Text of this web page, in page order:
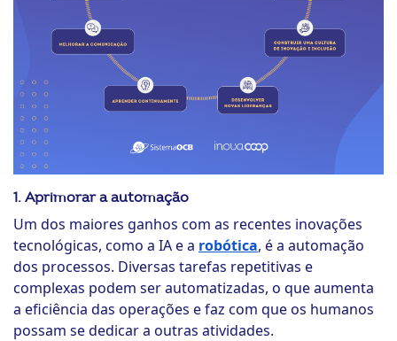
1. Aprimorar a automação
Um dos maiores ganhos com as recentes inovações
tecnológicas, como a IA e a robótica, é a automação
dos processos. Diversas tarefas repetitivas e
complexas podem ser automatizadas, o que aumenta
a eficiência das operações e faz com que os humanos
possam se dedicar a outras atividades.